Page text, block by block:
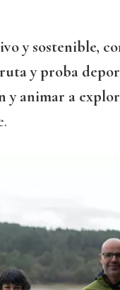
y sostenible,
y proba
animar a